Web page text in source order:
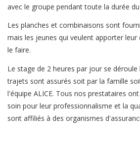
avec le groupe pendant toute la durée
Les planches et combinaisons sont
mais les jeunes qui veulent apporter
le faire.
Le stage de 2 heures par jour se
trajets sont assurés soit par la famille
l'équipe ALICE. Tous nos prestataires
soin pour leur professionnalisme et la
sont affiliés à des organismes